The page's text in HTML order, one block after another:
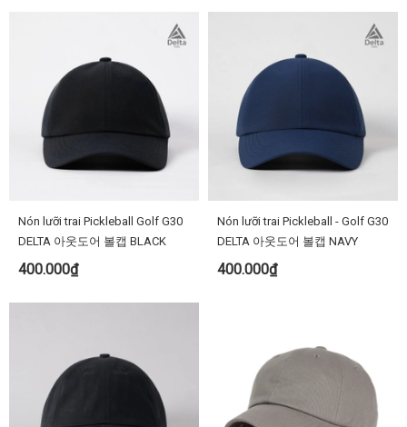
Nón lưỡi trai Pickleball Golf G30
DELTA 아웃도어 볼캡 BLACK
400.000₫
Nón lưỡi trai Pickleball - Golf G30
DELTA 아웃도어 볼캡 NAVY
400.000₫